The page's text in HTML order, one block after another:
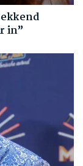
in”